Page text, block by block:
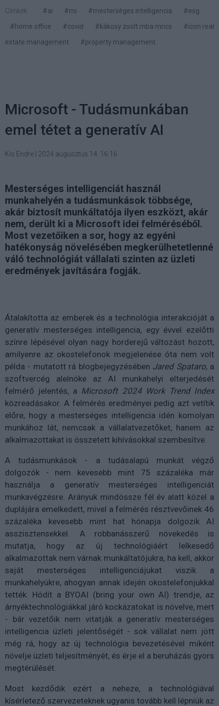
Címkék: #ai #mi #mesterséges intelligencia
#esg
#home office
#covid #kákosy zsolt mba mrics
#icon real
estate management
#property management
Microsoft - Tudásmunkában
emel tétet a generatív AI
Kis Endre 2024 augusztus 14. 16:16
Mesterséges intelligenciát használ
munkahelyén a tudásmunkások többsége,
akár biztosít munkáltatója ilyen eszközt, akár
nem, derült ki a Microsoft idei felméréséből.
Most vezetőiken a sor, hogy az egyéni
hatékonyság növelésében megkerülhetetlenné
váló technológiát vállalati szinten az üzleti
eredmények javítására fogják.
Átalakította az emberek és a technológia interakcióját a
generatív mesterséges intelligencia, egy évvel ezelőtti
színre lépésével olyan nagy horderejű változást hozott,
amilyenre az okostelefonok megjelenése óta nem volt
példa - mutatott rá blogbejegyzésében Jared Spataro, a
szoftvercég alelnöke az AI munkahelyi elterjedését
felmérő jelentés, a Microsoft 2024 Work Trend Index
közreadásakor. A felmérés eredményei pedig azt vetítik
előre, hogy a mesterséges intelligencia idén komolyan
munkához lát, nemcsak a vállalatvezetőket, hanem az
alkalmazottakat is összetett kihívásokkal szembesítve.
A tudásmunkások - a tudásalapú munkát végző
dolgozók - nem kevesebb mint 75 százaléka már
használja a generatív mesterséges intelligenciát
munkavégzésre. Arányuk mindössze fél év alatt közel a
duplájára emelkedett, mivel a felmérés résztvevőinek 46
százaléka kevesebb mint hat hónapja dolgozik AI
asszisztensekkel. A robbanásszerű növekedés is
mutatja, hogy az új technológiáért lelkesedő
alkalmazottak nem várnak munkáltatójukra, ha kell, akkor
saját mesterséges intelligenciájukat viszik a
munkahelyükre, ahogyan annak idején okostelefonjukkal
tették. Hódít a BYOAI (bring your own AI) trendje, az
árnyéktechnológiákkal járó kockázatokat is növelve, mert
- bár vezetőik nem vitatják a generatív mesterséges
intelligencia üzleti jelentőségét - sok vállalat nem jött
még rá, hogy az új technológia bevezetésével miként
növelje üzleti teljesítményét, és érje el a beruházás gyors
megtérülését.
Most kezdődik ezért a neheze, a technológiával
kísérletező szervezeteknek ugyanis tovább kell lépniük az